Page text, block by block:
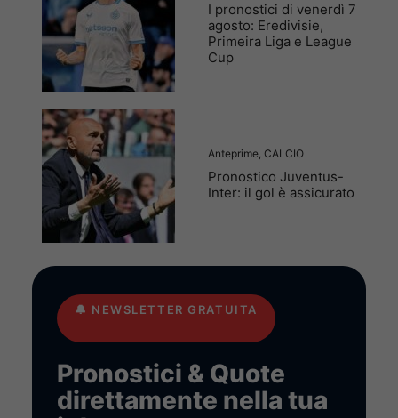
I pronostici di venerdì 7
agosto: Eredivisie,
Primeira Liga e League
Cup
Anteprime, CALCIO
Pronostico Juventus-
Inter: il gol è assicurato
🔔 NEWSLETTER GRATUITA
Pronostici & Quote
direttamente nella tua